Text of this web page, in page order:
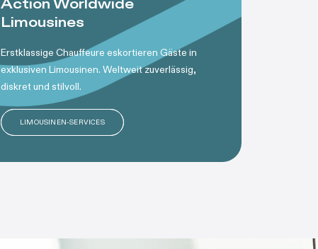
Action Worldwide
Limousines
Erstklassige Chauffeure eskortieren Gäste in
exklusiven Limousinen. Weltweit zuverlässig,
diskret und stilvoll.
LIMOUSINEN-SERVICES